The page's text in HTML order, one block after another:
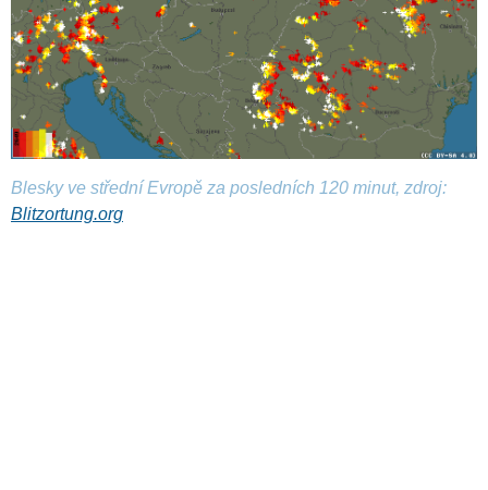
Blesky ve střední Evropě za posledních 120 minut, zdroj:
Blitzortung.org